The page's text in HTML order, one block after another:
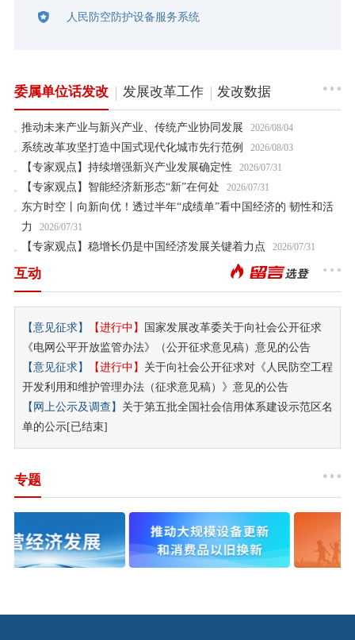
人民防空防护设备服务系统
委属单位话发改 发展改革工作 发改数据
推动未来产业与新兴产业、传统产业协同发展 2026/08/04
系统改革攻坚打造中国式现代化城市先行范例 2026/08/03
【专家观点】持续增强新兴产业发展确定性 2026/07/31
【专家观点】智能经济新形态“新”在何处 2026/07/31
东方时空丨向新向优！透过半年“成绩单”看中国经济的 韧性和活
力
2026/07/31
【专家观点】稳增长仍是中国经济发展关键着力点 2026/07/31
互动
【意见征求】 【进行中】
国家发展改革委关于向社会公开征求
《电网公平开放监管办法》（公开征求意见稿）意见的公告
【意见征求】 【进行中】 关于向社会公开征求对《人民防空工程
开发利用和维护管理办法（征求意见稿）》意见的公告
【 网上公示及调查 】 关于第五批全国社会信用体系建设示范区名
单的公示[已结束]
专题